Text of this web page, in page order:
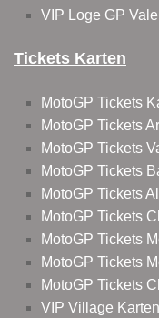
VIP Loge GP
Tickets Karten
MotoGP Tickets
MotoGP Tickets
MotoGP Tickets
MotoGP Tickets
MotoGP Tickets
MotoGP Tickets
MotoGP Tickets
MotoGP Tickets
MotoGP Tickets
VIP Village